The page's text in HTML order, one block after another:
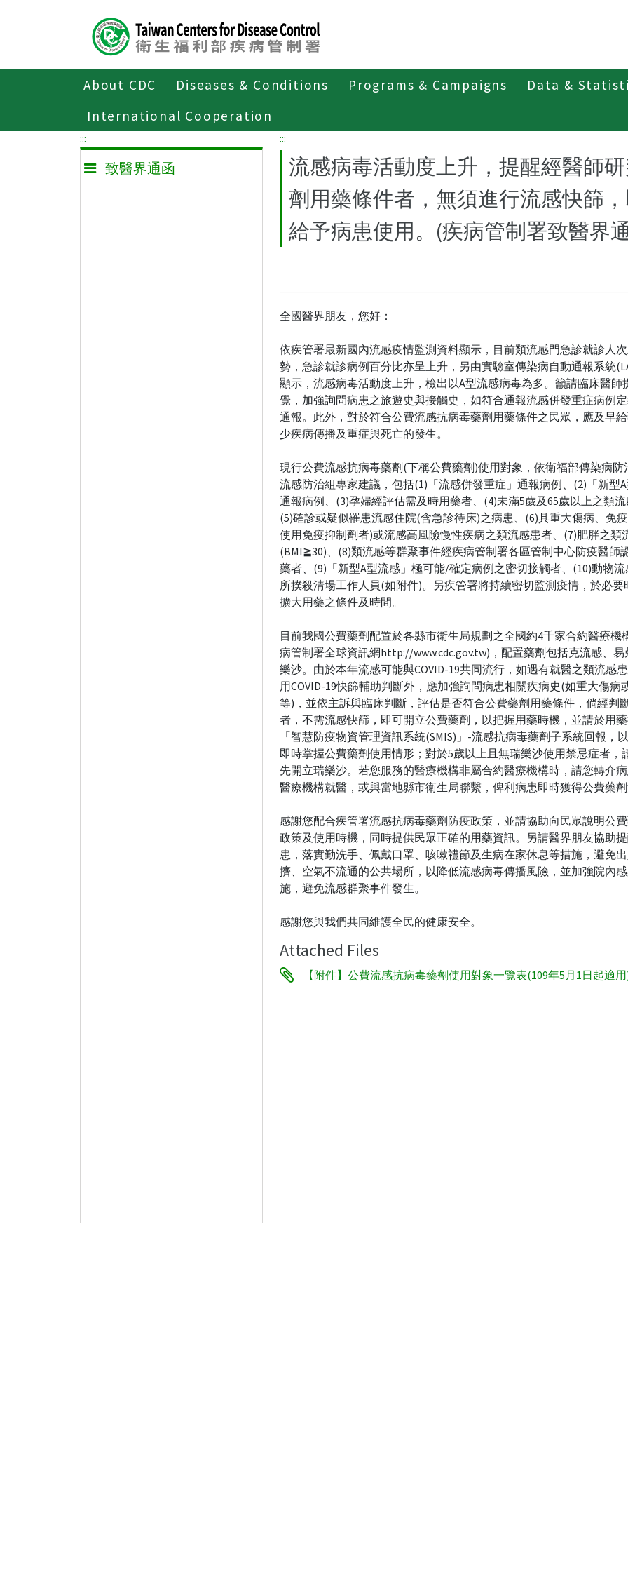
About CDC Diseases & Conditions Programs & Campaigns
Data &
International Cooperation
致醫界通函
:::
致醫界通函
:::
流感病毒活動度上升，提醒經醫師
劑用藥條件者，無須進行流感快篩
給予病患使用。(疾病管制署致醫界
全國醫界朋友，您好：
依疾管署最新國內流感疫情監測資料顯示，目前類流感門急診就診人
勢，急診就診病例百分比亦呈上升，另由實驗室傳染病自動通報系統
顯示，流感病毒活動度上升，檢出以A型流感病毒為多。籲請臨床醫師
覺，加強詢問病患之旅遊史與接觸史，如符合通報流感併發重症病例
通報。此外，對於符合公費流感抗病毒藥劑用藥條件之民眾，應及早
少疾病傳播及重症與死亡的發生。
現行公費流感抗病毒藥劑(下稱公費藥劑)使用對象，依衛福部傳染病防
流感防治組專家建議，包括(1)「流感併發重症」通報病例、(2)「新型
通報病例、(3)孕婦經評估需及時用藥者、(4)未滿5歲及65歲以上之類
(5)確診或疑似罹患流感住院(含急診待床)之病患、(6)具重大傷病、免
使用免疫抑制劑者)或流感高風險慢性疾病之類流感患者、(7)肥胖之類
(BMI≧30)、(8)類流感等群聚事件經疾病管制署各區管制中心防疫醫師
藥者、(9)「新型A型流感」極可能/確定病例之密切接觸者、(10)動物
所撲殺清場工作人員(如附件)。另疾管署將持續密切監測疫情，於必要
擴大用藥之條件及時間。
目前我國公費藥劑配置於各縣市衛生局規劃之全國約4千家合約醫療機
病管制署全球資訊網http://www.cdc.gov.tw)，配置藥劑包括克流感、
樂沙。由於本年流感可能與COVID-19共同流行，如遇有就醫之類流感
用COVID-19快篩輔助判斷外，應加強詢問病患相關疾病史(如重大傷病
等)，並依主訴與臨床判斷，評估是否符合公費藥劑用藥條件，倘經判
者，不需流感快篩，即可開立公費藥劑，以把握用藥時機，並請於用
「智慧防疫物資管理資訊系統(SMIS)」-流感抗病毒藥劑子系統回報，
即時掌握公費藥劑使用情形；對於5歲以上且無瑞樂沙使用禁忌症者，
先開立瑞樂沙。若您服務的醫療機構非屬合約醫療機構時，請您轉介
醫療機構就醫，或與當地縣市衛生局聯繫，俾利病患即時獲得公費藥
感謝您配合疾管署流感抗病毒藥劑防疫政策，並請協助向民眾說明公
政策及使用時機，同時提供民眾正確的用藥資訊。另請醫界朋友協助
患，落實勤洗手、佩戴口罩、咳嗽禮節及生病在家休息等措施，避免
擠、空氣不流通的公共場所，以降低流感病毒傳播風險，並加強院內
施，避免流感群聚事件發生。
感謝您與我們共同維護全民的健康安全。
Attached Files
【附件】公費流感抗病毒藥劑使用對象一覽表(109年5月1日起適